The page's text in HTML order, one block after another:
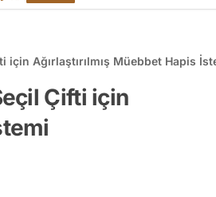
için Ağırlaştırılmış Müebbet Hapis
Çifti için